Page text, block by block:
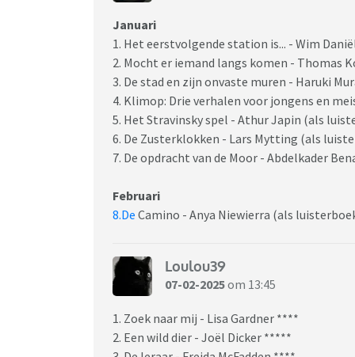
Januari
1. Het eerstvolgende station is... - Wim
2. Mocht er iemand langs komen - Thomas
3. De stad en zijn onvaste muren - Haruki
4. Klimop: Drie verhalen voor jongens en
5. Het Stravinsky spel - Athur Japin (als
6. De Zusterklokken - Lars Mytting (als
7. De opdracht van de Moor - Abdelkader
Februari
8.De Camino - Anya Niewierra (als
Loulou39
07-02-2025om 13:45
1. Zoek naar mij - Lisa Gardner ****
2. Een wild dier - Joël Dicker *****